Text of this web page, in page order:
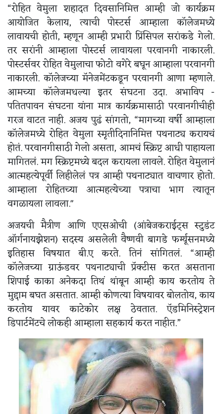
“रोहित वेमुला शहादत दिवसानिमित्त आम्ही जो कार्यक्रम
आयोजित केलाय, त्याची पोस्टर्स आम्हाला कॉलेजमध्ये
लावायची होती, म्हणून आम्ही प्रभारी प्रिंसिपल सरांकडे गेलो.
तर सरांनी आम्हाला पोस्टर्स लावायला परवानगी नाकारली.
पोस्टर्सवर रोहित वेमुलाचा फोटो वगेरे बघून आम्हाला परवानगी
नाकारली. कॉलेजच्या मॅनेजमेंटकडून परवानगी आणा म्हणाले.
आमच्या कॉलेजमधल्या इतर संघटना उदा. अभाविप -
पतितपावन संघटना यांना मात्र कार्यक्रमासाठी परवानगीचीही
गरज वाटत नाही. अजय पुढं सांगतो, “मागच्या वर्षी आम्हाला
कॉलेजमध्ये रोहित वेमुला स्मृतीदिनानिमित्त पथनाट्य करायचं
होतं. परवानगीसाठी गेलो असता, आमचं स्क्रिप्ट आधी पाहायला
मागितलं. मग स्क्रिप्टमध्ये बदल करायला लावले. रोहित वेमुलानं
आत्महत्येपूर्वी लिहीलेलं पत्र आम्ही पथनाट्यात वाचणार होतो.
आम्हाला रोहितच्या आत्महत्येच्या पत्राचा भाग त्यातून
वगळायला लावला."
अजयची मैत्रीण आणि एएसओची (आंबेजकराईट्स स्टुडंट
ऑर्गनायझेशन) सदस्य असलेली वैष्णवी बागडे फर्ग्यूसनमध्ये
इतिहास विषयात बी.ए करते. तिनं सांगितलं. “आम्ही
कॉलेजच्या ग्राऊंडवर पथनाट्याची प्रॅक्टीस करत असताना
शिपाई काका अनेकदा तिथं थांबून आम्ही काय करतोय ते
मुद्दाम बघत असतात. आम्ही कोणत्या विषयावर बोलतोय, काय
करतोय यावर काटेकोर लक्ष ठेवतात. ऍडमिनिस्ट्रेशन
डिपार्टमेंटचे लोकही आम्हाला सहकार्य करत नाहीत.”